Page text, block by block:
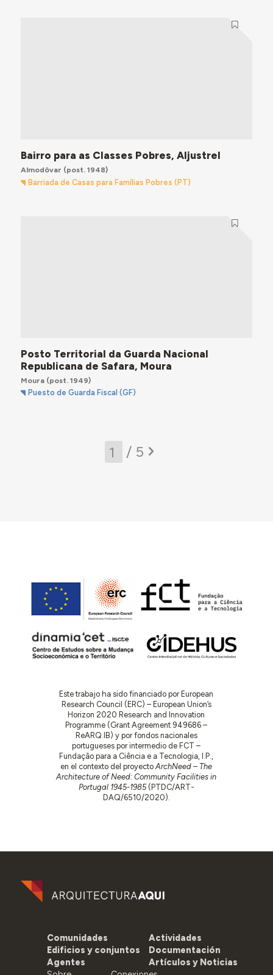
Bairro para as Classes Pobres, Aljustrel
Almodôvar (post. 1948)
Barriada de Casas para Famílias Pobres (PT)
Posto Territorial da Guarda Nacional
Republicana de Safara, Moura
Moura(post. 1949)
Puesto de Guarda Fiscal (GF)
/ 5
Este trabajo ha sido financiado por European
Research Council (ERC) – European Union’s
Horizon 2020 Research and Innovation
Programme (Grant Agreement 949686 –
ReARQ.IB) y por fondos nacionales
portugueses por intermedio de FCT –
Fundação para a Ciência e a Tecnologia, I.P.,
en el contexto del proyectoArchNeed – The
Architecture of Need: Community Facilities in
Portugal 1945-1985(PTDC/ART-
DAQ/6510/2020).
Comunidades
Edificios y conjuntos
Agentes
Actividades
Documentación
Artículos y Noticias